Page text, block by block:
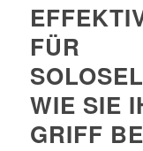
FÜR
WIE SIE
GRIFF